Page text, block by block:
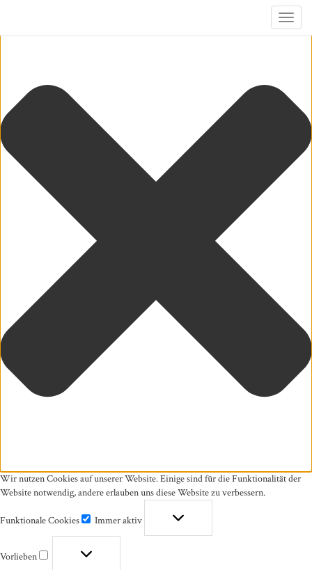
Wir nutzen Cookies auf unserer Website. Einige sind für die Funktionalität der
Website notwendig, andere erlauben uns diese Website zu verbessern.
Funktionale Cookies
Funktionale
Cookies
Immer aktiv
Vorlieben